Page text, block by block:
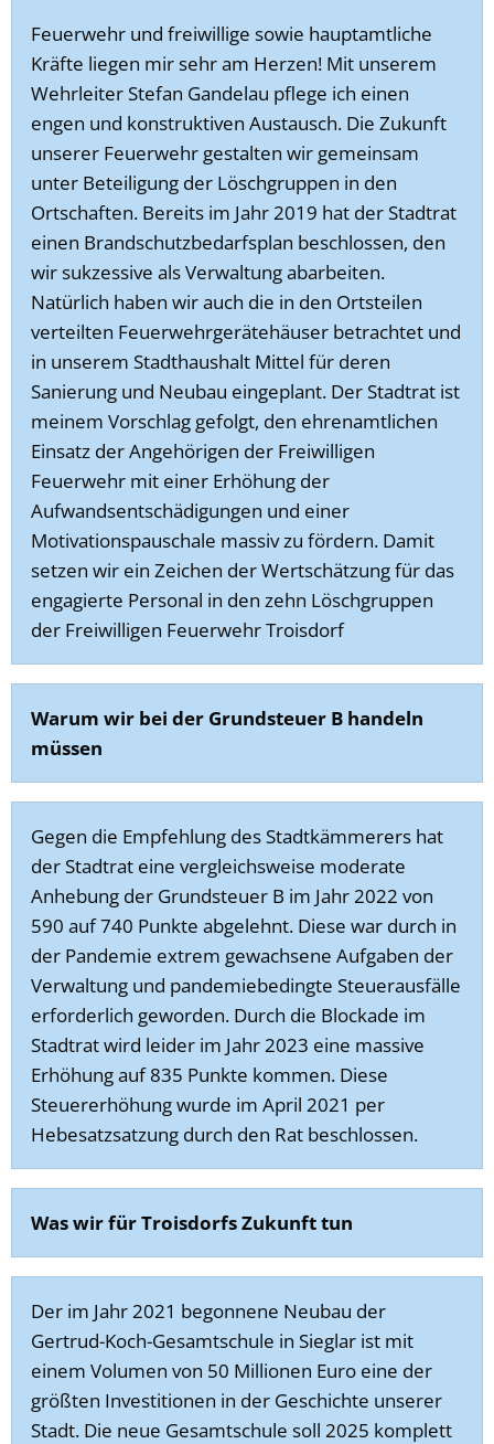
Feuerwehr und freiwillige sowie hauptamtliche
Kräfte liegen mir sehr am Herzen! Mit unserem
Wehrleiter Stefan Gandelau pflege ich einen
engen und konstruktiven Austausch. Die Zukunft
unserer Feuerwehr gestalten wir gemeinsam
unter Beteiligung der Löschgruppen in den
Ortschaften. Bereits im Jahr 2019 hat der Stadtrat
einen Brandschutzbedarfsplan beschlossen, den
wir sukzessive als Verwaltung abarbeiten.
Natürlich haben wir auch die in den Ortsteilen
verteilten Feuerwehrgerätehäuser betrachtet und
in unserem Stadthaushalt Mittel für deren
Sanierung und Neubau eingeplant. Der Stadtrat ist
meinem Vorschlag gefolgt, den ehrenamtlichen
Einsatz der Angehörigen der Freiwilligen
Feuerwehr mit einer Erhöhung der
Aufwandsentschädigungen und einer
Motivationspauschale massiv zu fördern. Damit
setzen wir ein Zeichen der Wertschätzung für das
engagierte Personal in den zehn Löschgruppen
der Freiwilligen Feuerwehr Troisdorf
Warum wir bei der Grundsteuer B handeln
müssen
Gegen die Empfehlung des Stadtkämmerers hat
der Stadtrat eine vergleichsweise moderate
Anhebung der Grundsteuer B im Jahr 2022 von
590 auf 740 Punkte abgelehnt. Diese war durch in
der Pandemie extrem gewachsene Aufgaben der
Verwaltung und pandemiebedingte Steuerausfälle
erforderlich geworden. Durch die Blockade im
Stadtrat wird leider im Jahr 2023 eine massive
Erhöhung auf 835 Punkte kommen. Diese
Steuererhöhung wurde im April 2021 per
Hebesatzsatzung durch den Rat beschlossen.
Was wir für Troisdorfs Zukunft tun
Der im Jahr 2021 begonnene Neubau der
Gertrud-Koch-Gesamtschule in Sieglar ist mit
einem Volumen von 50 Millionen Euro eine der
größten Investitionen in der Geschichte unserer
Stadt. Die neue Gesamtschule soll 2025 komplett